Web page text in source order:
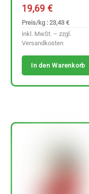
19,69€
Preis/kg : 23,43 €
inkl. MwSt. – zzgl.
Versandkosten
In den Warenkorb